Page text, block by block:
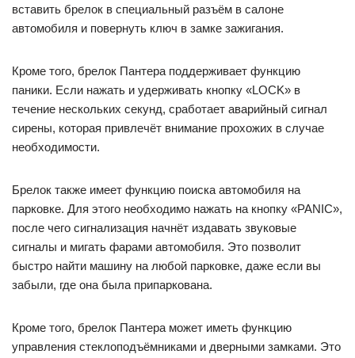
вставить брелок в специальный разъём в салоне
автомобиля и повернуть ключ в замке зажигания.
Кроме того, брелок Пантера поддерживает функцию
паники. Если нажать и удерживать кнопку «LOCK» в
течение нескольких секунд, сработает аварийный сигнал
сирены, которая привлечёт внимание прохожих в случае
необходимости.
Брелок также имеет функцию поиска автомобиля на
парковке. Для этого необходимо нажать на кнопку «PANIC»,
после чего сигнализация начнёт издавать звуковые
сигналы и мигать фарами автомобиля. Это позволит
быстро найти машину на любой парковке, даже если вы
забыли, где она была припаркована.
Кроме того, брелок Пантера может иметь функцию
управления стеклоподъёмниками и дверными замками. Это